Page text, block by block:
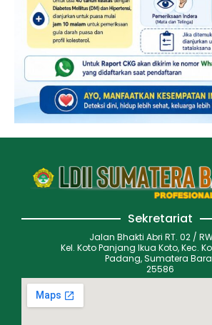
Sekretariat
Jalan Bhakti Abri RT. 02 /
Kel. Koto Panjang Ikua Koto, Kec.
Padang, Sumatera
25586